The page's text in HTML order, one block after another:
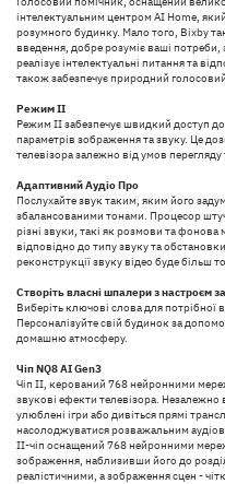
інтелектуальним центром AI Home,
розумного будинку. Мало того, Bixby
введення, добре розуміє ваші
реалізує інтелектуальні питання та
також забезпечує природний
Режим ІІ
Режим ІІ забезпечує швидкий доступ
параметрів зображення та звуку. Це
телевізора залежно від умов перегляду
Адаптивний Аудіо Про
Послухайте звук таким, яким його
збалансованими тонами. Процесор
різні звуки, такі як розмови та
відповідно до типу звуку та
реконструкції звуку відео буде більш
Створіть власні шпалери з настроєм
Виберіть ключові слова для потрібної
Персоналізуйте свій будинок за
домашню атмосферу.
Чіп NQ8 AI Gen3
Чіп ІІ, керований 768 нейронними
звукові ефекти телевізора. Незалежно
улюблені ігри або дивіться прямі
насолоджуватися розважальним
ІІ-чіп оснащений 768 нейронними
зображення, наблизивши його до
реалістичними, а зображення сцен -